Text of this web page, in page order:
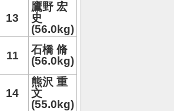
13
鷹野 宏
史
(56.0kg)
11
石橋 脩
(56.0kg)
14
熊沢 重
文
(55.0kg)